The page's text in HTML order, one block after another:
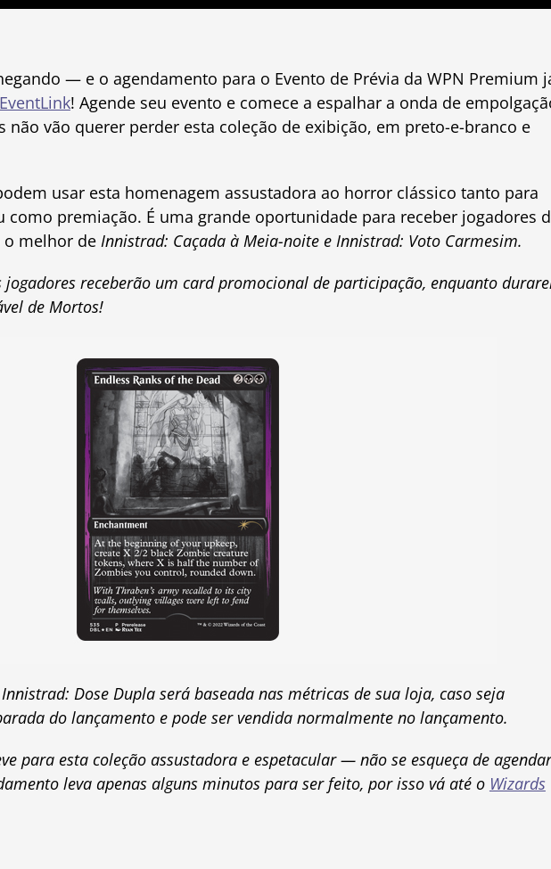
— e o agendamento para o Evento de Prévia da WPN Premium
! Agende seu evento e comece a espalhar a onda de
vão querer perder esta coleção de exibição, em preto-e-branco e
usar esta homenagem assustadora ao horror clássico tanto para
como premiação. É uma grande oportunidade para receber jogadores
o melhor de Innistrad: Caçada à Meia-noite e Innistrad: Voto Carmesim.
receberão um card promocional de participação, enquanto
de Mortos!
Innistrad: Dose Dupla será baseada nas métricas de sua loja, caso seja
do lançamento e pode ser vendida normalmente no lançamento.
para esta coleção assustadora e espetacular — não se esqueça de agendar
leva apenas alguns minutos para ser feito, por isso vá até o Wizards